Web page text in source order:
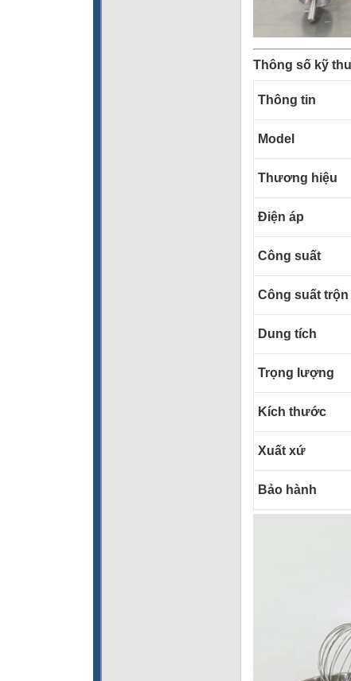
Thông số kỹ
Thông tin
Model
Thương hiệu
Điện áp
Công suất
Công suất
Dung tích
Trọng lượng
Kích thước
Xuất xứ
Bảo hành